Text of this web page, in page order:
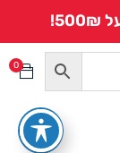
0